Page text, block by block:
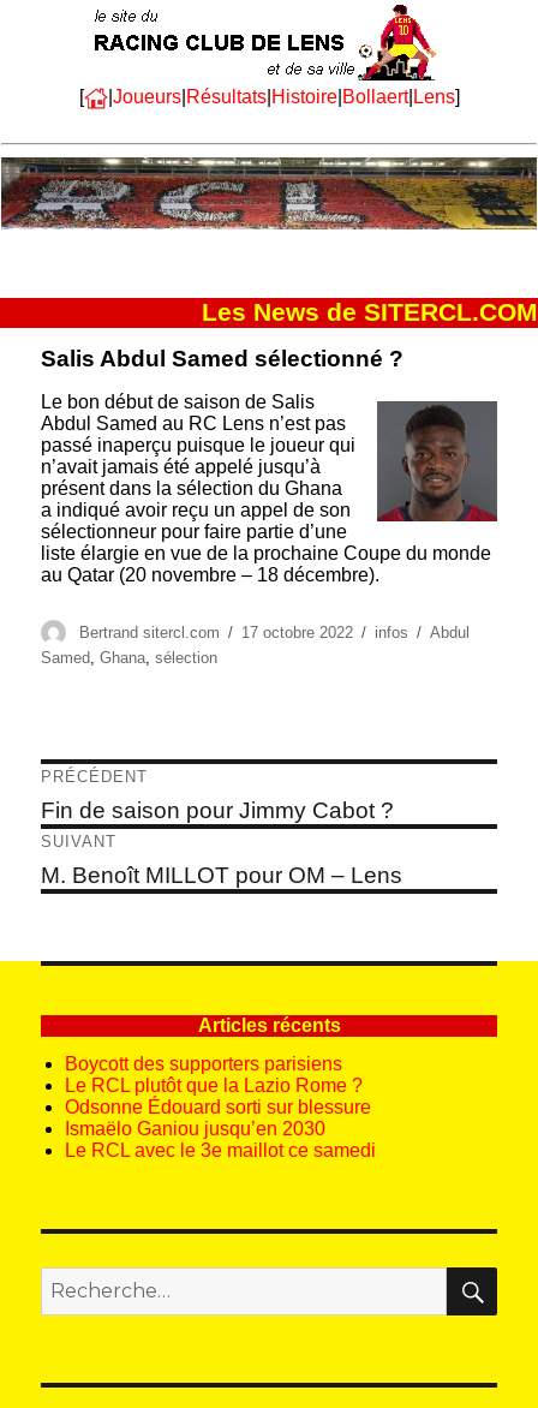
[ | Joueurs| Résultats| Histoire| Bollaert| Lens]
Les News de SITERCL.COM
Salis Abdul Samed sélectionné ?
Le bon début de saison de Salis
Abdul Samed au RC Lens n’est pas
passé inaperçu puisque le joueur qui
n’avait jamais été appelé jusqu’à
présent dans la sélection du Ghana
a indiqué avoir reçu un appel de son
sélectionneur pour faire partie d’une
liste élargie en vue de la prochaine Coupe du monde
au Qatar (20 novembre – 18 décembre).
Auteur
Bertrand sitercl.com
Publié
17 octobre 2022 Catégories
infos Étiquettes
Abdul
Samed,Ghana,sélection
Navigation
de
l’article
PRÉCÉDENT
Article
précédent :
Fin de saison pour Jimmy Cabot ?
SUIVANT
Article
suivant :
M. Benoît MILLOT pour OM – Lens
Articles récents
Boycott des supporters parisiens
Le RCL plutôt que la Lazio Rome ?
Odsonne Édouard sorti sur blessure
Ismaëlo Ganiou jusqu’en 2030
Le RCL avec le 3e maillot ce samedi
pour
: